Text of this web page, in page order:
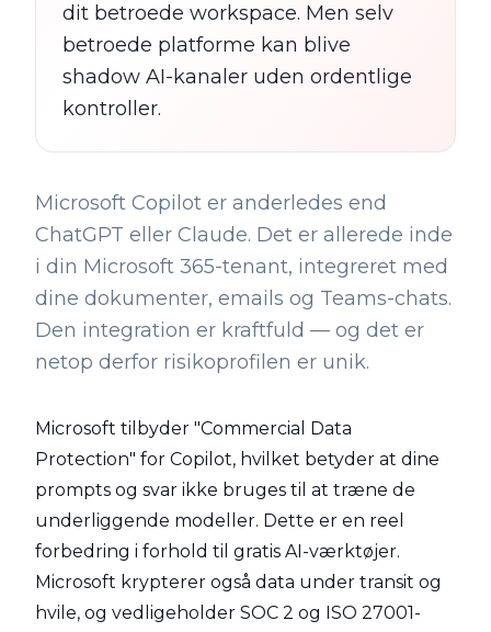
dit betroede workspace. Men selv
betroede platforme kan blive
shadow AI-kanaler uden ordentlige
kontroller.
Microsoft Copilot er anderledes end
ChatGPT eller Claude. Det er allerede inde
i din Microsoft 365-tenant, integreret med
dine dokumenter, emails og Teams-chats.
Den integration er kraftfuld — og det er
netop derfor risikoprofilen er unik.
Microsoft tilbyder "Commercial Data
Protection" for Copilot, hvilket betyder at dine
prompts og svar ikke bruges til at træne de
underliggende modeller. Dette er en reel
forbedring i forhold til gratis AI-værktøjer.
Microsoft krypterer også data under transit og
hvile, og vedligeholder SOC 2 og ISO 27001-